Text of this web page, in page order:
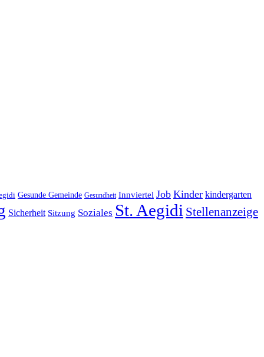
Gesunde Gemeinde Gesundheit Innviertel Job Kinder kindergarten
Sicherheit Sitzung Soziales St. Aegidi Stellenanzeige